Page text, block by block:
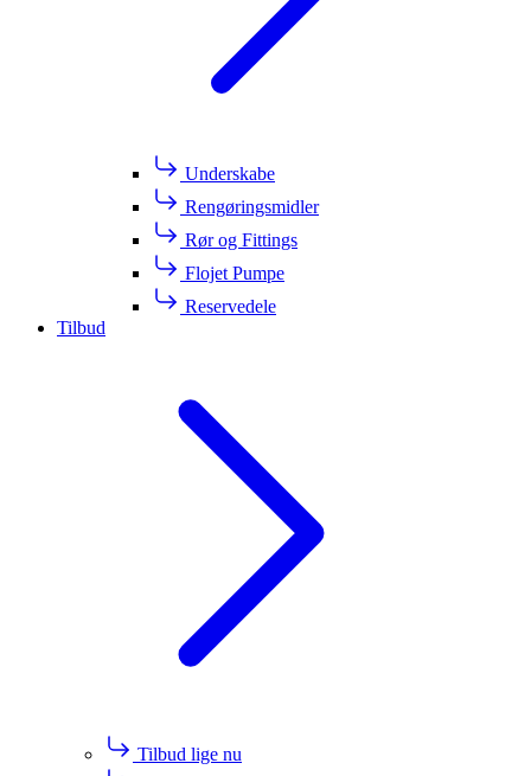
Underskabe
Rengøringsmidler
Rør og Fittings
Flojet Pumpe
Reservedele
Tilbud
Tilbud lige nu